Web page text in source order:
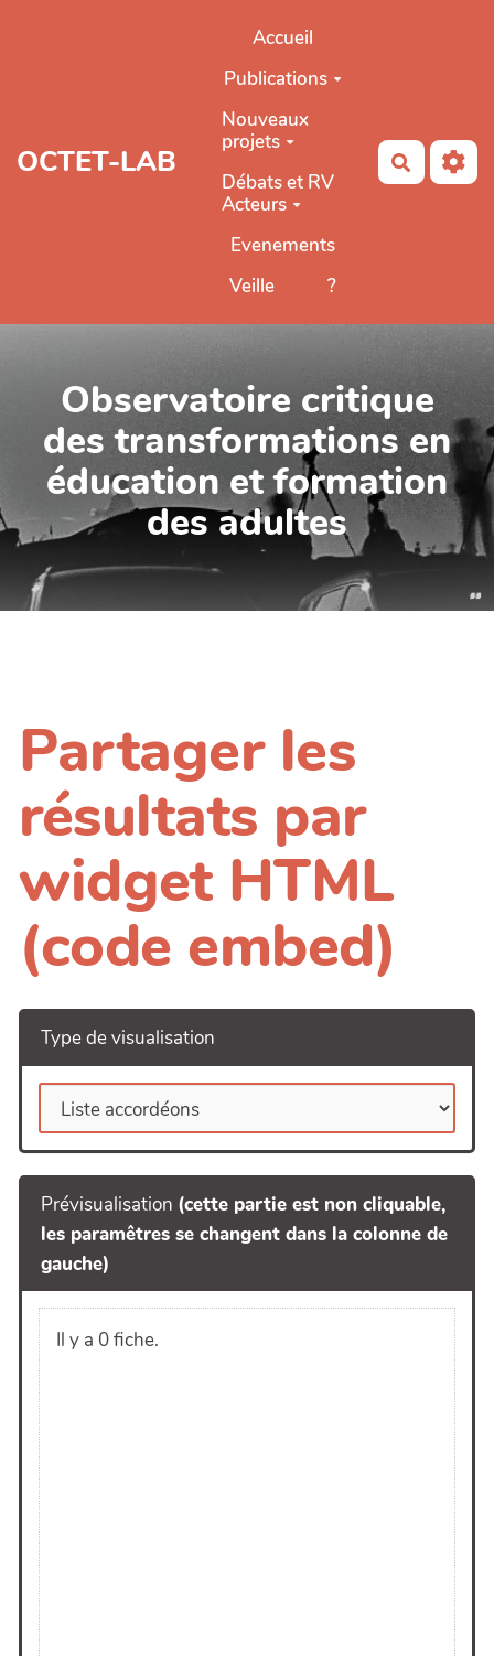
OCTET-LAB
Accueil
Publications
Nouveaux
projets
Débats et RV
Acteurs
Evenements
Veille
?
Observatoire critique
des transformations en
éducation et formation
des adultes
Partager les
résultats par
widget HTML
(code embed)
Type de visualisation
Prévisualisation (cette partie est non cliquable,
les paramêtres se changent dans la colonne de
gauche)